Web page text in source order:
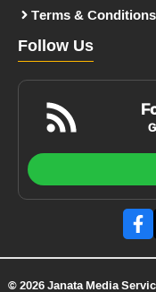
Terms & Conditions
Follow Us
© 2026 Janata Media